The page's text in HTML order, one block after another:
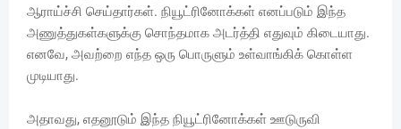
ஆராய்ச்சி செய்தார்கள். நியூட்ரினோக்கள் எனப்படும் இந்த
அணுத்துகள்களுக்கு சொந்தமாக அடர்த்தி எதுவும் கிடையாது.
எனவே, அவற்றை எந்த ஒரு பொருளும் உள்வாங்கிக் கொள்ள
முடியாது.
அதாவது, எதனூடும் இந்த நியூட்ரினோக்கள் ஊடுருவி